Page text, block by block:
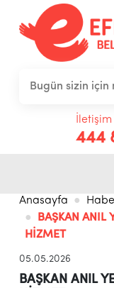
444
Anasayfa
BAŞKAN ANIL
HİZMET
05.05.2026
BAŞKAN ANIL